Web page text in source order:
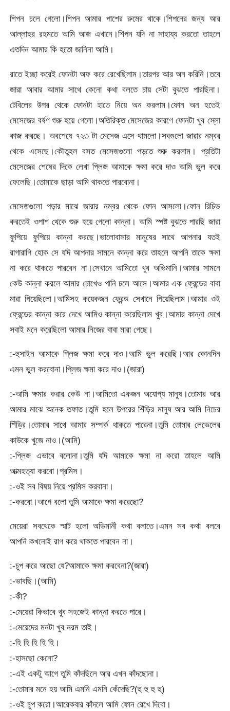
শিপন চলে গেলো।শিপন আমার পাশের রুমের থাকে।শিপনের জন্য আর
আল্লাহর রহমতে আমি আজ এখানে।শিপন যদি না সাহায্য করতো তাহলে
এতদিন আমার কি হতো জানিনা আমি।
রাতে ইচ্ছা করেই ফোনটা অফ করে রেখেছিলাম।তারপর আর অন করিনি।তবে
জারা আবার আমার সাথে কেনো কথা বলতে চায় সেটা বুঝতে পারছিনা।
টেবিলের উপর থেকে ফোনটা হাতে নিয়ে অন করলাম।ফোন অন হতেই
মেসেজের বর্ষণ শুরু হয়ে গেলো।অতিরিক্ত মেসেজের কারণে ফোনটা খুব স্লো
কাজ করছে। অবশেষে ৭২৩ টা মেসেজ এসে থামলো।সবগুলো জারার নম্বর
থেকে এসেছে।কৌতুহল বসত মেসেজগুলো পড়তে শুরু করলাম। প্রতিটা
মেসেজের শেষের দিকে লেখা প্লিজ আমাকে ক্ষমা করে দাও আমি ভুল করে
ফেলেছি।তোমাকে ছাড়া আমি থাকতে পারবোনা।
মেসেজগুলো পড়ার মাঝে জারার নম্বর থেকে ফোন আসলো।ফোন রিচিভ
করতেই ওপাশ থেকে শুরু হয়ে গেলো কান্না। আমি স্পষ্ট বুঝতে পারছি জারা
ফুপিয়ে ফুপিয়ে কান্না করছে।ভালোবাসার মানুষের সাথে আপনার যতই
রাগারাগি হোক সে যদি আপনার সামনে কান্না করে তাহলে আপনি তাকে ক্ষমা
না করে থাকতে পারবেন না।সেখানে আমিতো খুব অভিমানি।আমার সামনে
কেউ কান্না করলে আমার চোখেও পানি চলে আসে।আমার এক ফ্রেন্ডের বাবা
মারা গিয়েছিলো।আমিসহ কয়েকজন ফ্রেন্ড সেখানে গিয়েছিলাম।আমার ওই
ফ্রেন্ডের কান্না করে দেখে আমিও কান্না করেছিলাম খুব।আমার কান্না দেখে
সবাই মনে করেছিলো আমার নিজের বাবা মারা গেছে।
:-হুসাইন আমাকে প্লিজ ক্ষমা করে দাও।আমি ভুল করেছি।আর কোনদিন
এমন ভুল করবোনা।প্লিজ ক্ষমা করে দাও।(জারা)
:-আমি ক্ষমার করার কেউ না।আমিতো একজন অযোগ্য মানুষ।তোমার আর
আমার মাঝে অনেক তফাত।তুমি হলে উপরের শিঁড়ির মানুষ আর আমি নিচের
শিঁড়ির।তোমার সাথে আমার সম্পর্ক থাকতে পারেনা।তুমি তোমার লেভেলের
কাউকে খুজে নাও।(আমি)
:-প্লিজ এভাবে বলোনা।তুমি যদি আমাকে ক্ষমা না করো তাহলে আমি
আত্মহত্যা করবো।প্রমিস।
:-ওই সব বিষয় নিয়ে প্রমিস করবানা।
:-করবো।আগে বলো তুমি আমাকে ক্ষমা করেছো?
মেয়েরা সবথেকে স্মাট হলো অভিমানী কথা বলাতে।এমন সব কথা বলবে
আপনি কখনোই রাগ করে থাকতে পারবেন না।
:-চুপ করে আছো যে?আমাকে ক্ষমা করবেনা?(জারা)
:-ভাবছি।(আমি)
:-কী?
:-মেয়েরা কিভাবে খুব সহজেই কান্না করতে পারে।
:-মেয়েদের মনটা খুব নরম তাই।
:-হি হি হি হি হি।
:-হাসছো কেনো?
:-এই একটু আগে তুমি কাঁদছিলে আর এখন কাঁদছোনা।
:-তোমার মনে হয় আমি এমনি এমনি কেঁদেছি?(হু হু হু হু)
:-ওই চুপ করো।আরেকবার কাঁদলে আমি ফোন রেখে দিবো।